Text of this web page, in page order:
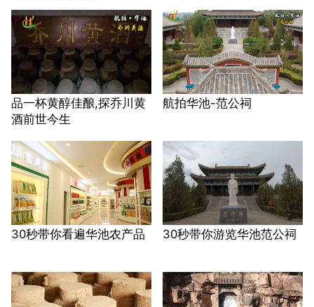
品一杯黄醇佳酿,探乔川黄
酒前世今生
航拍华池-范公祠
30秒带你看遍华池农产品 30秒带你游览华池范公祠